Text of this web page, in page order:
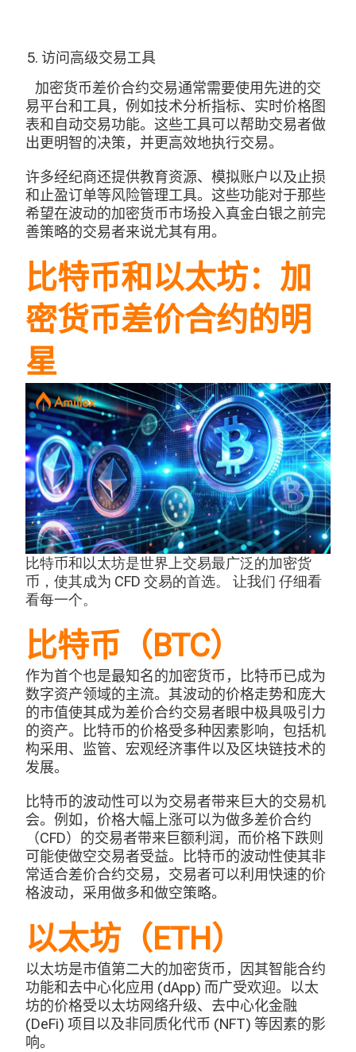
访问高级交易工具
加密货币差价合约交易通常需要使用先进的交
易平台和工具，例如技术分析指标、实时价格图
表和自动交易功能。这些工具可以帮助交易者做
出更明智的决策，并更高效地执行交易。
许多经纪商还提供教育资源、模拟账户以及止损
和止盈订单等风险管理工具。这些功能对于那些
希望在波动的加密货币市场投入真金白银之前完
善策略的交易者来说尤其有用。
比特币和以太坊：加
密货币差价合约的明
星
比特币和以太坊是世界上交易最广泛的加密货
币，使其成为 CFD 交易的首选。让我们 仔细看
看每一个。
比特币（BTC）
作为首个也是最知名的加密货币，比特币已成为
数字资产领域的主流。其波动的价格走势和庞大
的市值使其成为差价合约交易者眼中极具吸引力
的资产。比特币的价格受多种因素影响，包括机
构采用、监管、宏观经济事件以及区块链技术的
发展。
比特币的波动性可以为交易者带来巨大的交易机
会。例如，价格大幅上涨可以为做多差价合约
（CFD）的交易者带来巨额利润，而价格下跌则
可能使做空交易者受益。比特币的波动性使其非
常适合差价合约交易，交易者可以利用快速的价
格波动，采用做多和做空策略。
以太坊（ETH）
以太坊是市值第二大的加密货币，因其智能合约
功能和去中心化应用 (dApp) 而广受欢迎。以太
坊的价格受以太坊网络升级、去中心化金融
(DeFi) 项目以及非同质化代币 (NFT) 等因素的影
响。